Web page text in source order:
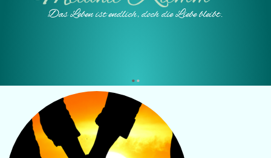
Das Leben ist endlich, doch die Liebe bleibt.
••